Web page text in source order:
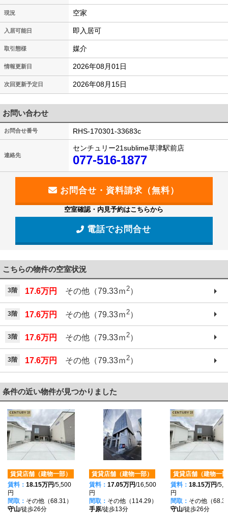
現況 空家
入居可能日 即入居可
取引態様 媒介
情報更新日 2026年08月01日
次回更新予定日 2026年08月15日
お問い合わせ
お問合せ番号 RHS-170301-33683c
連絡先
センチュリー21sublime草津駅前店
077-516-1877
空室確認・内見予約はこちらから
電話でお問合せ
こちらの物件の空室状況
3階 17.6万円 その他（79.33ｍ2）
3階 17.6万円 その他（79.33ｍ 2）
3階 17.6万円 その他（79.33ｍ 2）
3階 17.6万円 その他（79.33ｍ2）
条件の近い物件が見つかりました
賃貸店舗（建物一部）
賃料： 18.15万円/5,500
円
間取： その他（68.31）
守山/徒歩26分
賃貸店舗（建物一部）
賃料： 17.05万円/16,500
円
間取： その他（114.29）
手原/徒歩13分
賃貸店舗（建物一
賃料： 18.15万円/
円
間取： その他（
守山/徒歩26分